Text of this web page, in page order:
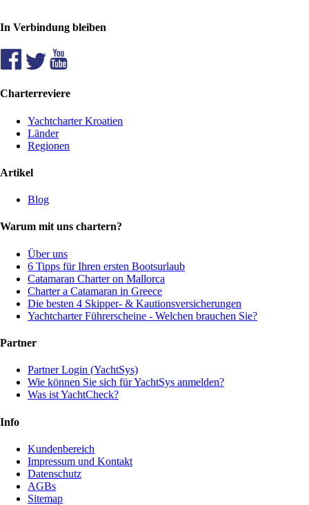
In Verbindung bleiben
Charterreviere
Yachtcharter Kroatien
Länder
Regionen
Artikel
Blog
Warum mit uns chartern?
Über uns
6 Tipps für Ihren ersten Bootsurlaub
Catamaran Charter on Mallorca
Charter a Catamaran in Greece
Die besten 4 Skipper- & Kautionsversicherungen
Yachtcharter Führerscheine - Welchen brauchen Sie?
Partner
Partner Login (YachtSys)
Wie können Sie sich für YachtSys anmelden?
Was ist YachtCheck?
Info
Kundenbereich
Impressum und Kontakt
Datenschutz
AGBs
Sitemap